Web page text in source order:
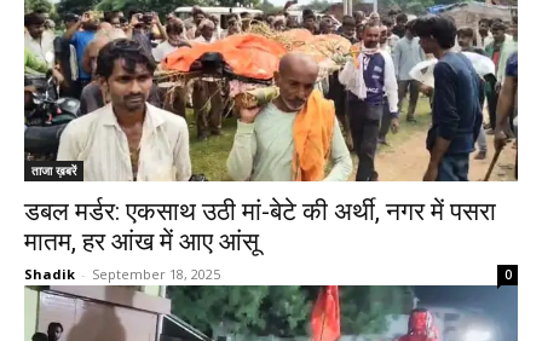
ताजा ख़बरें
डबल मर्डर: एकसाथ उठी मां-बेटे की अर्थी, नगर में पसरा
मातम, हर आंख में आए आंसू
Shadik - September 18, 2025 0